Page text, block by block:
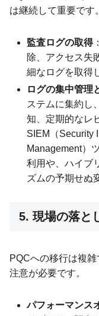
は継続して重要です。
監査ログの取得
除、アクセス失
細なログを取得
ログの集中管理
ステムに集約し
知、定期的なレ
SIEM（Security
Management）
利用や、ハイブ
ズムの予期せぬ
5. 現場の落と
PQCへの移行は複
注意が必要です。
パフォーマンス